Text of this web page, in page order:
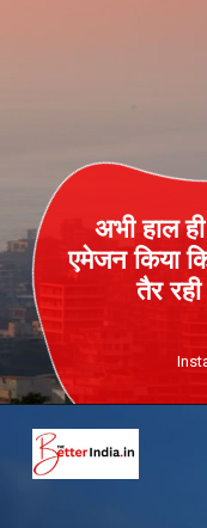
अभी हाल
एमेजन किया
तैर